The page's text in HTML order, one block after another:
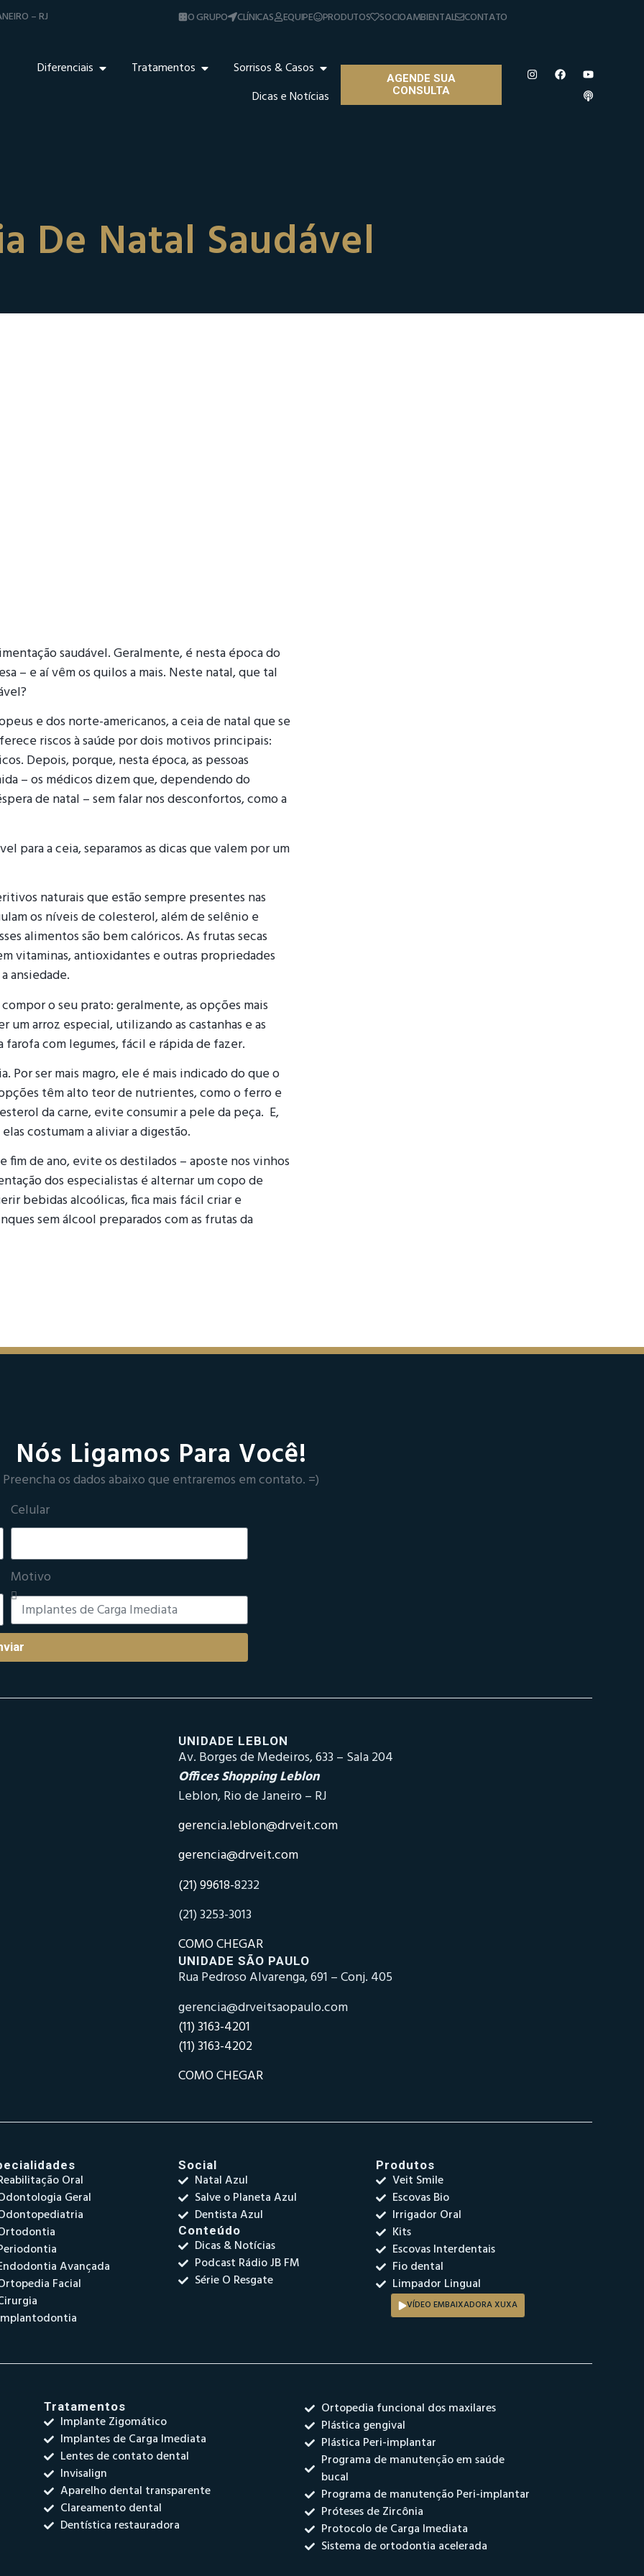
– RJ O GRUPO CLÍNICAS EQUIPE PRODUTOS SOCIOAMBIENTAL CONTATO
Diferenciais Tratamentos
Sorrisos & Casos
Dicas e Notícias
AGENDE SUA
CONSULTA
De Natal Saudável
saudável. Geralmente, é nesta época do
– e aí vêm os quilos a mais. Neste natal, que tal
e dos norte-americanos, a ceia de natal que se
riscos à saúde por dois motivos principais:
Depois, porque, nesta época, as pessoas
– os médicos dizem que, dependendo do
de natal – sem falar nos desconfortos, como a
para a ceia, separamos as dicas que valem por um
naturais que estão sempre presentes nas
os níveis de colesterol, além de selênio e
alimentos são bem calóricos. As frutas secas
vitaminas, antioxidantes e outras propriedades
ansiedade.
o seu prato: geralmente, as opções mais
um arroz especial, utilizando as castanhas e as
com legumes, fácil e rápida de fazer.
Por ser mais magro, ele é mais indicado do que o
têm alto teor de nutrientes, como o ferro e
da carne, evite consumir a pele da peça. E,
costumam a aliviar a digestão.
de ano, evite os destilados – aposte nos vinhos
dos especialistas é alternar um copo de
bebidas alcoólicas, fica mais fácil criar e
sem álcool preparados com as frutas da
Nós Ligamos Para Você!
Preencha os dados abaixo que entraremos em contato. =)
Celular
Motivo
UNIDADE LEBLON
Av. Borges de Medeiros, 633 – Sala 204
Offices Shopping Leblon
Leblon, Rio de Janeiro – RJ
gerencia.leblon@drveit.com
gerencia@drveit.com
(21) 99618-8232
(21) 3253-3013
COMO CHEGAR
UNIDADE SÃO PAULO
Rua Pedroso Alvarenga, 691 – Conj. 405
gerencia@drveitsaopaulo.com
(11) 3163-4201
(11) 3163-4202
COMO CHEGAR
Oral
Geral
Avançada
Facial
Social
Natal Azul
Salve o Planeta Azul
Dentista Azul
Conteúdo
Dicas & Notícias
Podcast Rádio JB FM
Série O Resgate
Produtos
Veit Smile
Escovas Bio
Irrigador Oral
Kits
Escovas Interdentais
Fio dental
Limpador Lingual
VÍDEO EMBAIXADORA XUXA
Tratamentos
Implante Zigomático
Implantes de Carga Imediata
Lentes de contato dental
Invisalign
Aparelho dental transparente
Clareamento dental
Dentística restauradora
Ortopedia funcional dos maxilares
Plástica gengival
Plástica Peri-implantar
Programa de manutenção em saúde
bucal
Programa de manutenção Peri-implantar
Próteses de Zircônia
Protocolo de Carga Imediata
Sistema de ortodontia acelerada